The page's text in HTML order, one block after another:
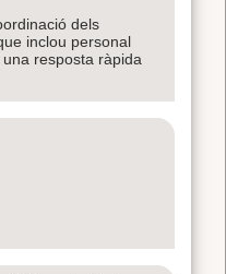
dels
inclou personal
resposta ràpida